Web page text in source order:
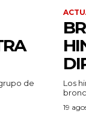
de
Los
19